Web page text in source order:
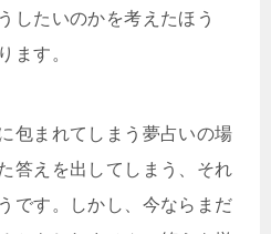
したいのかを考えたほう
ます。
包まれてしまう夢占いの場
答えを出してしまう、それ
です。しかし、今ならまだ